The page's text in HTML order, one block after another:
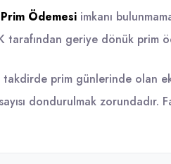
Ödemesi imkanı
tarafından geriye dönük prim
takdirde prim günlerinde olan
dondurulmak zorundadır.